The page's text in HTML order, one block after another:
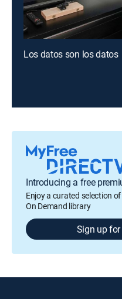
Los datos son los datos
Introducing a free
Enjoy a curated selection
On Demand library
Sign up for